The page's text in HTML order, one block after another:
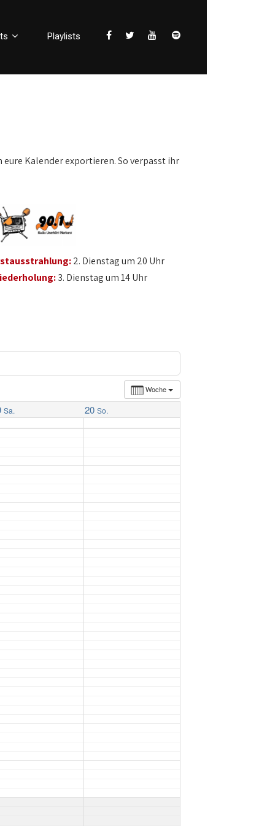
Playlists
Kalender exportieren. So verpasst ihr
2. Dienstag um 20 Uhr
3. Dienstag um 14 Uhr
Woche
Sa. 20 So.